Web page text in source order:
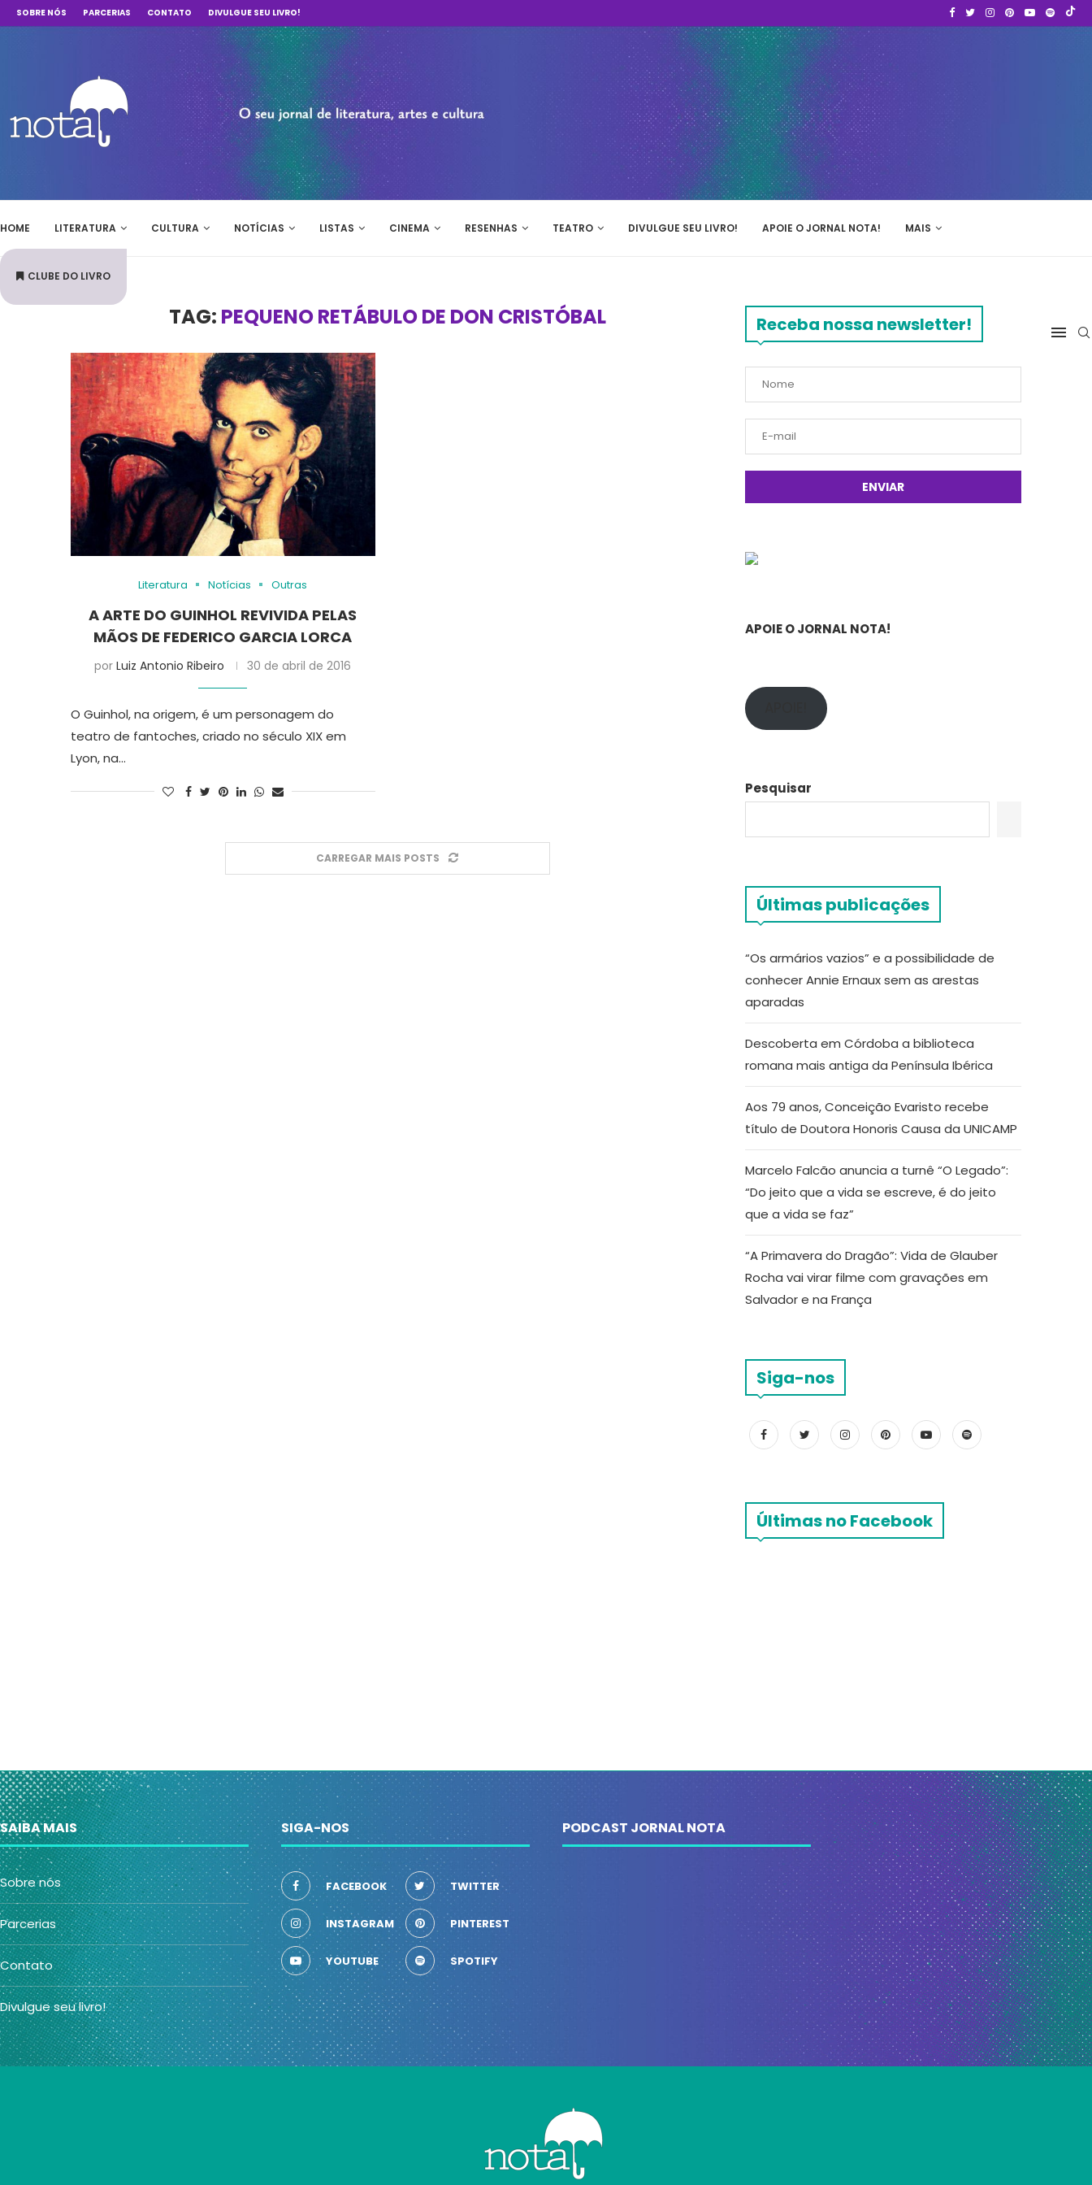
SOBRE NÓS PARCERIAS CONTATO DIVULGUE SEU LIVRO!
HOME LITERATURA CULTURA NOTÍCIAS LISTAS CINEMA RESENHAS TEATRO DIVULGUE SEU LIVRO! APOIE O JORNAL NOTA! MAIS
CLUBE DO LIVRO
TAG: PEQUENO RETÁBULO DE DON CRISTÓBAL
Literatura Notícias Outras
A ARTE DO GUINHOL REVIVIDA PELAS
MÃOS DE FEDERICO GARCIA LORCA
porLuiz Antonio Ribeiro 30 de abril de 2016
O Guinhol, na origem, é um personagem do
teatro de fantoches, criado no século XIX em
Lyon, na…
CARREGAR MAIS POSTS
Receba nossa newsletter!
APOIE O JORNAL NOTA!
Pesquisar
Últimas publicações
“Os armários vazios” e a possibilidade de
conhecer Annie Ernaux sem as arestas
aparadas
Descoberta em Córdoba a biblioteca
romana mais antiga da Península Ibérica
Aos 79 anos, Conceição Evaristo recebe
título de Doutora Honoris Causa da UNICAMP
Marcelo Falcão anuncia a turnê “O Legado”:
“Do jeito que a vida se escreve, é do jeito
que a vida se faz”
“A Primavera do Dragão”: Vida de Glauber
Rocha vai virar filme com gravações em
Salvador e na França
Siga-nos
Últimas no Facebook
SAIBA MAIS
Sobre nós
Parcerias
Contato
Divulgue seu livro!
SIGA-NOS
FACEBOOK TWITTER
INSTAGRAM PINTEREST
YOUTUBE SPOTIFY
PODCAST JORNAL NOTA